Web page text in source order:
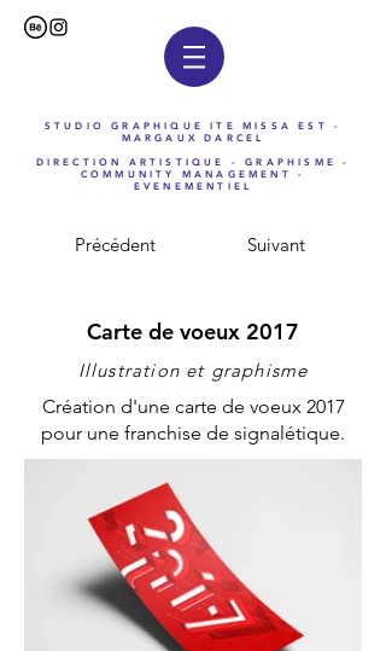
STUDIO GRAPHIQUE ITE MISSA EST -
MARGAUX DARCEL
DIRECTION ARTISTIQUE - GRAPHISME -
COMMUNITY MANAGEMENT -
EVENEMENTIEL
Précédent Suivant
Carte de voeux 2017
Illustration et graphisme
Création d'une carte de voeux 2017
pour une franchise de signalétique.